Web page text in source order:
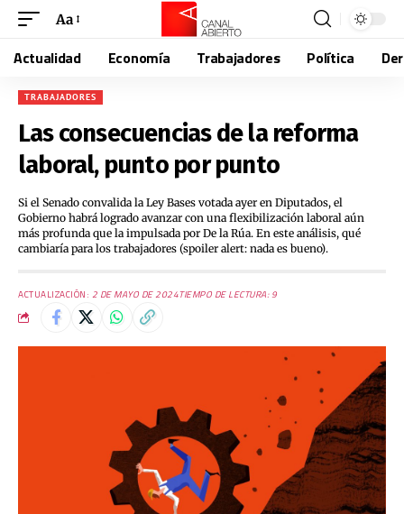
Aa
Actualidad Economía Trabajadores Política
TRABAJADORES
Las consecuencias de la reforma
laboral, punto por punto
Si el Senado convalida la Ley Bases votada ayer en Diputados, el
Gobierno habrá logrado avanzar con una flexibilización laboral aún
más profunda que la impulsada por De la Rúa. En este análisis, qué
cambiaría para los trabajadores (spoiler alert: nada es bueno).
ACTUALIZACIÓN: 2 DE MAYO DE 2024TIEMPO DE LECTURA: 9